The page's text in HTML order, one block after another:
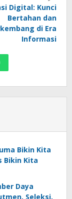
Digital: Kunci
Bertahan dan
di Era
Informasi
Bikin Kita
Bikin Kita
Daya
Seleksi,